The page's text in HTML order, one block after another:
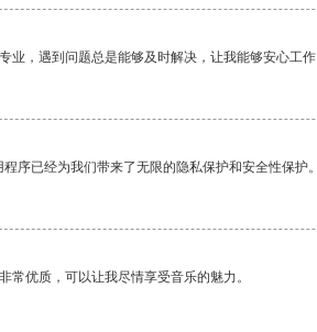
业，遇到问题总是能够及时解决，让我能够安心工
序已经为我们带来了无限的隐私保护和安全性保护
常优质，可以让我尽情享受音乐的魅力。